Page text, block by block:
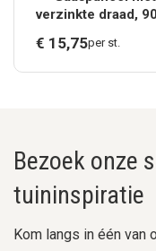
verzinkte draad,
€ 15,75per st.
Bezoek onze
tuininspiratie
Kom langs in één van